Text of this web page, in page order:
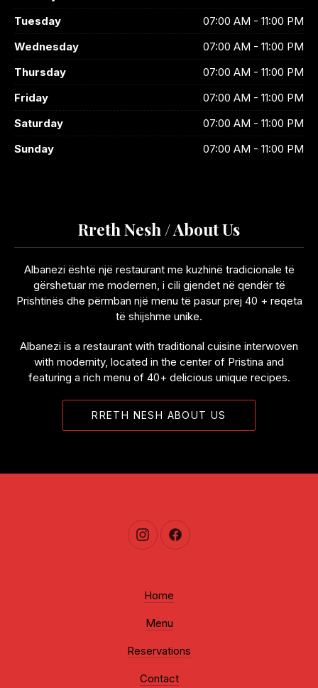
Tuesday
07:00 AM - 11:00 PM
Wednesday
07:00 AM - 11:00 PM
Thursday
07:00 AM - 11:00 PM
Friday
07:00 AM - 11:00 PM
Saturday
07:00 AM - 11:00 PM
Sunday
07:00 AM - 11:00 PM
Rreth Nesh / About Us
Albanezi është një restaurant me kuzhinë tradicionale të
gërshetuar me modernen, i cili gjendet në qendër të
Prishtinës dhe përmban një menu të pasur prej 40 + reqeta
të shijshme unike.
Albanezi is a restaurant with traditional cuisine interwoven
with modernity, located in the center of Pristina and
featuring a rich menu of 40+ delicious unique recipes.
RRETH NESH ABOUT US
New WindowNew Window
Home
Menu
Reservations
Contact